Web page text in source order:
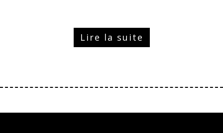
Lire la suite